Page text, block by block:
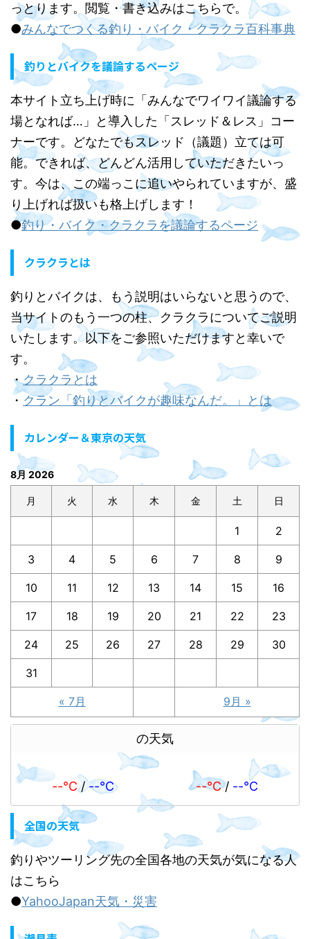
っとります。閲覧・書き込みはこちらで。
●みんなでつくる釣り・バイク・クラクラ百科事典
釣りとバイクを議論するページ
本サイト立ち上げ時に「みんなでワイワイ議論する
場となれば…」と導入した「スレッド＆レス」コー
ナーです。どなたでもスレッド（議題）立ては可
能。できれば、どんどん活用していただきたいっ
す。今は、この端っこに追いやられていますが、盛
り上げれば扱いも格上げします！
●釣り・バイク・クラクラを議論するページ
クラクラとは
釣りとバイクは、もう説明はいらないと思うので、
当サイトのもう一つの柱、クラクラについてご説明
いたします。以下をご参照いただけますと幸いで
す。
・クラクラとは
・ クラン「釣りとバイクが趣味なんだ。」とは
カレンダー＆東京の天気
8月 2026
月 火 水 木 金 土 日
1 2
3 4 5 6 7 8 9
10 11 12 13 14 15 16
17 18 19 20 21 22 23
24 25 26 27 28 29 30
31
« 7月 9月 »
の天気
--℃/--℃ --℃/ --℃
全国の天気
釣りやツーリング先の全国各地の天気が気になる人
はこちら
●YahooJapan天気・災害